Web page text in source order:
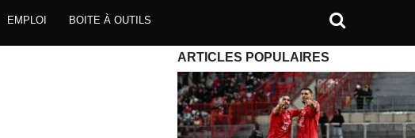
EMPLOI BOITE À OUTILS
ARTICLES POPULAIRES